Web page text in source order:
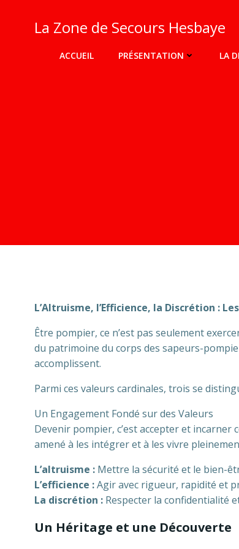
contenuLa Zone de Secours Hesbaye
ACCUEIL PRÉSENTATION LA
L’Altruisme, l’Efficience, la Discrétion :
Être pompier, ce n’est pas seulement
du patrimoine du corps des sapeurs-
accomplissent.
Parmi ces valeurs cardinales, trois se
Un Engagement Fondé sur des Valeurs
Devenir pompier, c’est accepter et
amené à les intégrer et à les vivre
L’altruisme : Mettre la sécurité et le bien-
L’efficience :Agir avec rigueur, rapidité et
La discrétion : Respecter la confidentialité
Un Héritage et une Découverte